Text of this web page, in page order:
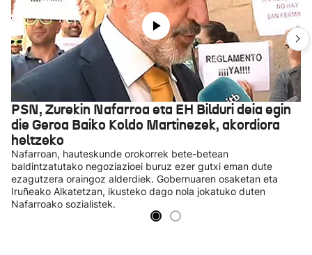
PSN, Zurekin Nafarroa eta EH Bilduri deia egin
die Geroa Baiko Koldo Martinezek, akordiora
heltzeko
Nafarroan, hauteskunde orokorrek bete-betean
baldintzatutako negoziazioei buruz ezer gutxi eman dute
ezagutzera oraingoz alderdiek. Gobernuaren osaketan eta
Iruñeako Alkatetzan, ikusteko dago nola jokatuko duten
Nafarroako sozialistek.